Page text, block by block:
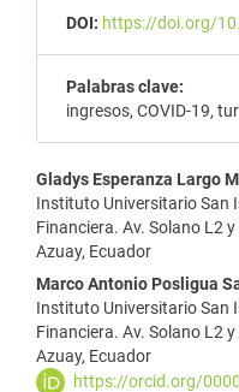
DOI: https://doi.org/
Palabras clave:
ingresos, COVID-19,
Contenido
principal
del
artículo
Gladys Esperanza Largo
Instituto Universitario San
Financiera. Av. Solano L2
Azuay, Ecuador
Marco Antonio Posligua
Instituto Universitario San
Financiera. Av. Solano L2
Azuay, Ecuador
https://orcid.org/